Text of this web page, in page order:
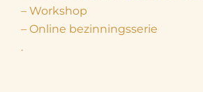
– Workshop
– Online bezinningsserie
.